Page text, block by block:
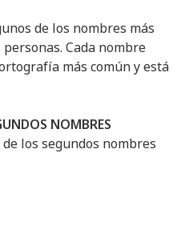
de los nombres más
Cada nombre
más común y está
NOMBRES
los segundos nombres